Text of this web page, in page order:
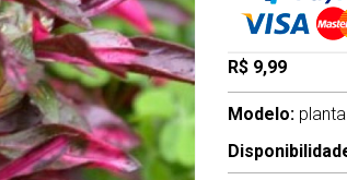
R$ 9,99
Modelo: planta